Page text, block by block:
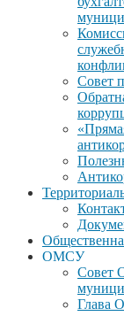
Совет
ОМСУ
Совет
Глава